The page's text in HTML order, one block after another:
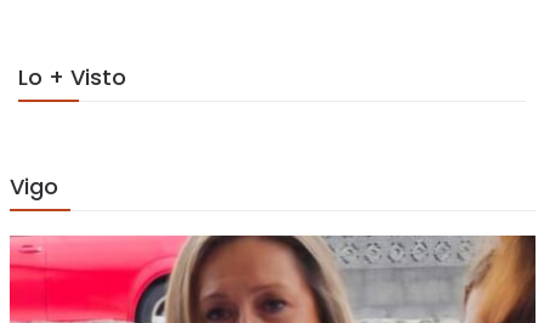
Lo + Visto
Vigo